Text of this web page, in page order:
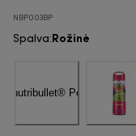
NBP003BP
Spalva:Rožinė